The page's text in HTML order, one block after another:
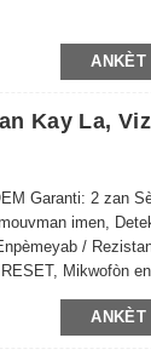
ANKÈT
Kay La,
Garanti: 2 zan
imen,
/
Mikwofòn
ANKÈT